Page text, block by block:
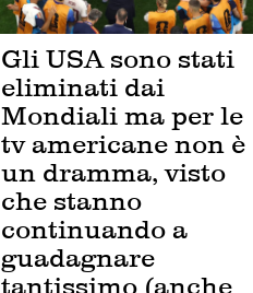
Gli USA sono stati
eliminati dai
Mondiali ma per le
tv americane non è
un dramma, visto
che stanno
continuando a
guadagnare
tantissimo (anche